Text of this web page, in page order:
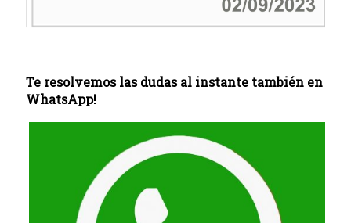
Te resolvemos las dudas al instante también en
WhatsApp!